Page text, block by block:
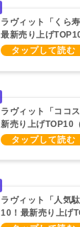
ラヴィット「くら
最新売り上げ
ラヴィット「ココ
新売り上げTOP10
ラヴィット「人気
10！最新売り上げ